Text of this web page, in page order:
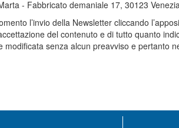
- Fabbricato demaniale 17, 30123
l’invio della Newsletter cliccando
del contenuto e di tutto quanto
senza alcun preavviso e pertanto